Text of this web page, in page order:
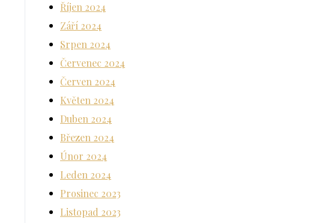
Říjen 2024
Září 2024
Srpen 2024
Červenec 2024
Červen 2024
Květen 2024
Duben 2024
Březen 2024
Únor 2024
Leden 2024
Prosinec 2023
Listopad 2023